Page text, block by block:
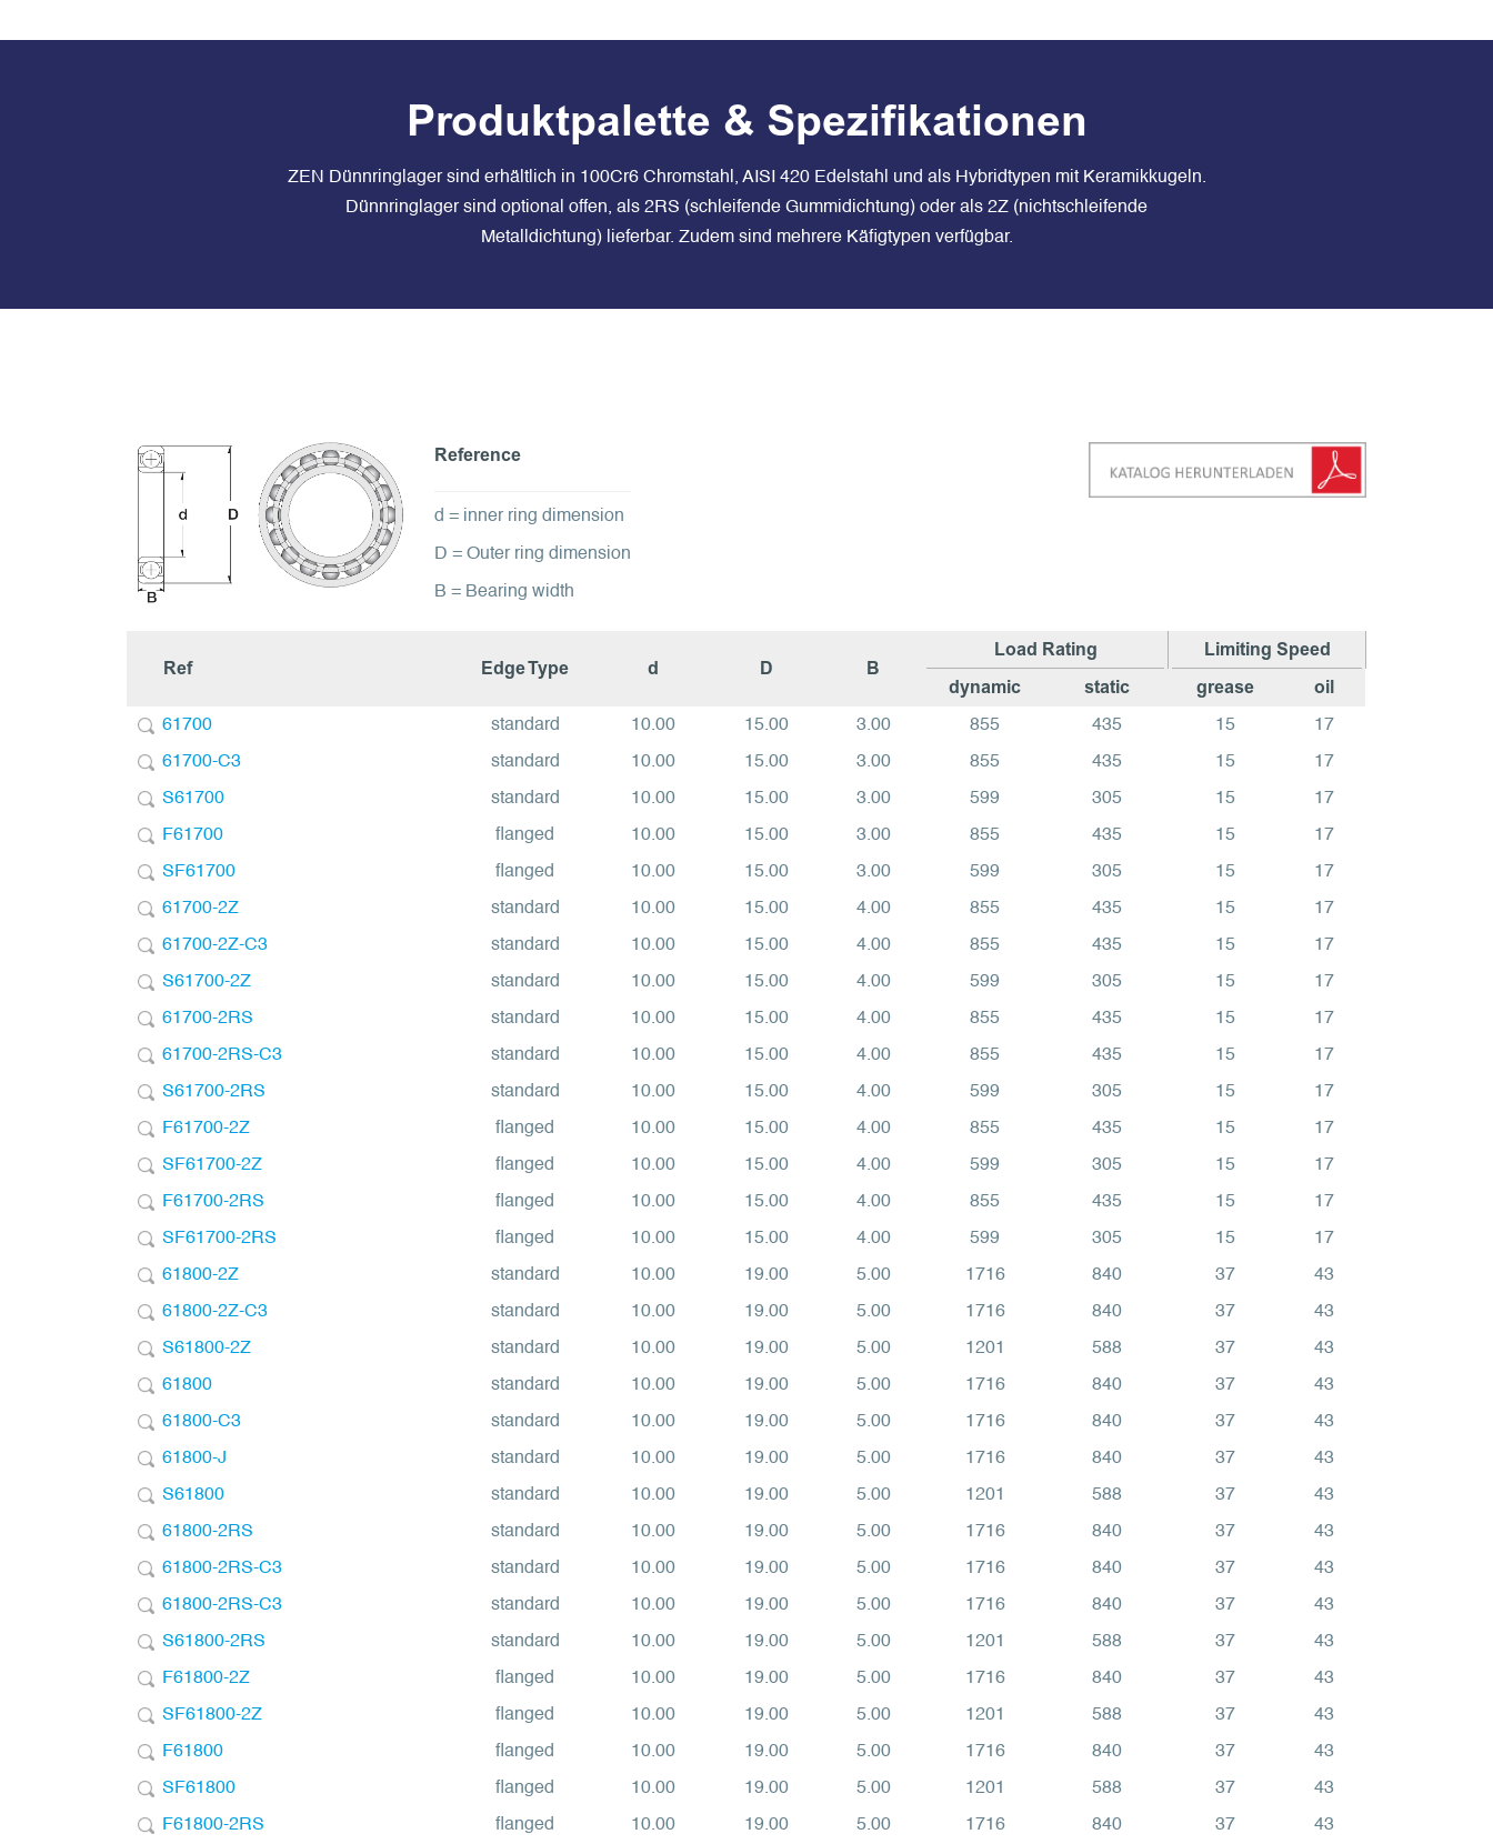
Produktpalette & Spezifikationen
ZEN Dünnringlager sind erhältlich in 100Cr6 Chromstahl, AISI 420 Edelstahl und als Hybridtypen mit Keramikkugeln.
Dünnringlager sind optional offen, als 2RS (schleifende Gummidichtung) oder als 2Z (nichtschleifende
Metalldichtung) lieferbar. Zudem sind mehrere Käfigtypen verfügbar.
Reference
d = inner ring dimension
D = Outer ring dimension
B = Bearing width
Ref Edge Type d D B
Load Rating
Limiting Speed
dynamic
static grease oil
61700 standard 10.00 15.00 3.00 855 435 15 17
61700-C3 standard 10.00 15.00 3.00 855 435 15 17
S61700 standard 10.00 15.00 3.00 599 305 15 17
F61700 flanged 10.00 15.00 3.00 855 435 15 17
SF61700 flanged 10.00 15.00 3.00 599 305 15 17
61700-2Z standard 10.00 15.00 4.00 855 435 15 17
61700-2Z-C3 standard 10.00 15.00 4.00 855 435 15 17
S61700-2Z standard 10.00 15.00 4.00 599 305 15 17
61700-2RS standard 10.00 15.00 4.00 855 435 15 17
61700-2RS-C3 standard 10.00 15.00 4.00 855 435 15 17
S61700-2RS standard 10.00 15.00 4.00 599 305 15 17
F61700-2Z flanged 10.00 15.00 4.00 855 435 15 17
SF61700-2Z flanged 10.00 15.00 4.00 599 305 15 17
F61700-2RS flanged 10.00 15.00 4.00 855 435 15 17
SF61700-2RS flanged 10.00 15.00 4.00 599 305 15 17
61800-2Z standard 10.00 19.00 5.00 1716 840 37 43
61800-2Z-C3 standard 10.00 19.00 5.00 1716 840 37 43
S61800-2Z standard 10.00 19.00 5.00 1201 588 37 43
61800 standard 10.00 19.00 5.00 1716 840 37 43
61800-C3 standard 10.00 19.00 5.00 1716 840 37 43
61800-J standard 10.00 19.00 5.00 1716 840 37 43
S61800 standard 10.00 19.00 5.00 1201 588 37 43
61800-2RS standard 10.00 19.00 5.00 1716 840 37 43
61800-2RS-C3 standard 10.00 19.00 5.00 1716 840 37 43
61800-2RS-C3 standard 10.00 19.00 5.00 1716 840 37 43
S61800-2RS standard 10.00 19.00 5.00 1201 588 37 43
F61800-2Z flanged 10.00 19.00 5.00 1716 840 37 43
SF61800-2Z flanged 10.00 19.00 5.00 1201 588 37 43
F61800 flanged 10.00 19.00 5.00 1716 840 37 43
SF61800 flanged 10.00 19.00 5.00 1201 588 37 43
F61800-2RS flanged 10.00 19.00 5.00 1716 840 37 43